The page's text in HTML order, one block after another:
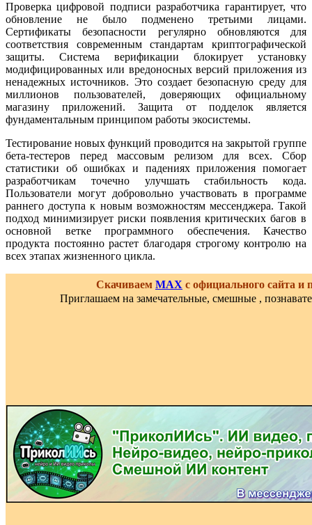
Проверка цифровой подписи разработчика гарантирует, что
обновление не было подменено третьими лицами.
Сертификаты безопасности регулярно обновляются для
соответствия современным стандартам криптографической
защиты. Система верификации блокирует установку
модифицированных или вредоносных версий приложения из
ненадежных источников. Это создает безопасную среду для
миллионов пользователей, доверяющих официальному
магазину приложений. Защита от подделок является
фундаментальным принципом работы экосистемы.
Тестирование новых функций проводится на закрытой группе
бета-тестеров перед массовым релизом для всех. Сбор
статистики об ошибках и падениях приложения помогает
разработчикам точечно улучшать стабильность кода.
Пользователи могут добровольно участвовать в программе
раннего доступа к новым возможностям мессенджера. Такой
подход минимизирует риски появления критических багов в
основной ветке программного обеспечения. Качество
продукта постоянно растет благодаря строгому контролю на
всех этапах жизненного цикла.
Скачиваем MAX с официального сайта
Приглашаем на замечательные, смешные ,